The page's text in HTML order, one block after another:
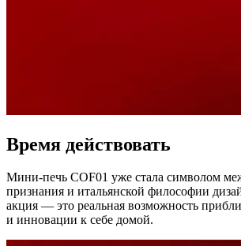
Время действовать
Мини-печь COF01 уже стала символом
признания и итальянской философии
акция — это реальная возможность
и инновации к себе домой.